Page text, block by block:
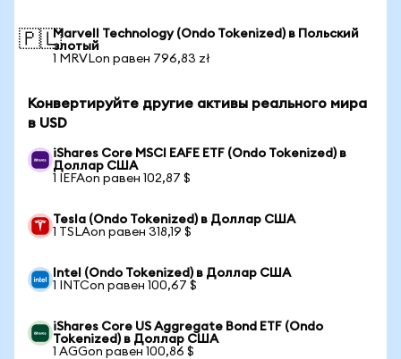
🇵🇱Marvell Technology (Ondo Tokenized) в Польский
злотый
1 MRVLon равен 796,83 zł
Конвертируйте другие активы реального мира
в USD
iShares Core MSCI EAFE ETF (Ondo Tokenized) в
Доллар США
1 IEFAon равен 102,87 $
Tesla (Ondo Tokenized) в Доллар США
1 TSLAon равен 318,19 $
Intel (Ondo Tokenized) в Доллар США
1 INTCon равен 100,67 $
iShares Core US Aggregate Bond ETF (Ondo
Tokenized) в Доллар США
1 AGGon равен 100,86 $